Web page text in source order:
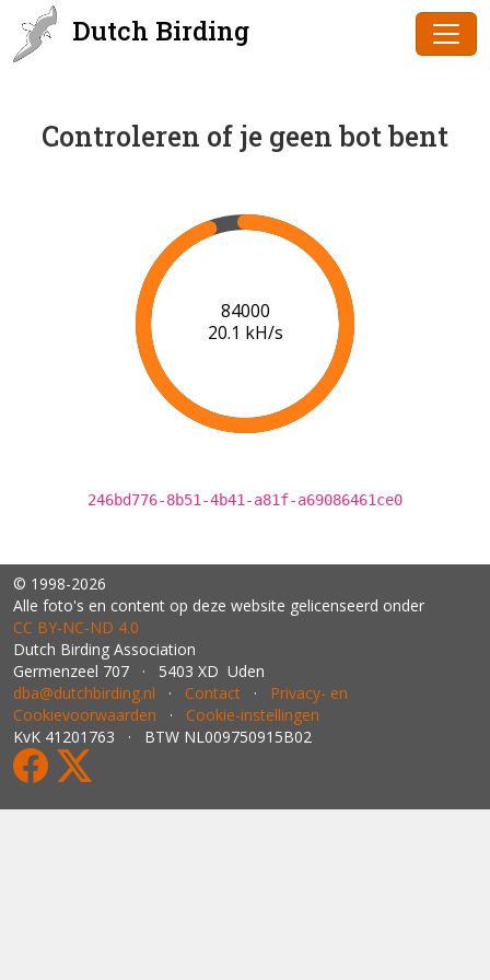
Dutch Birding
Controleren of je geen bot bent
86000
20.2 kH/s
246bd776-8b51-4b41-a81f-a69086461ce0
© 1998-2026
Alle foto's en content op deze website gelicenseerd onder
CC BY‑NC‑ND 4.0
Dutch Birding Association
Germenzeel 707 · 5403 XD Uden
dba@dutchbirding.nl · Contact · Privacy- en
Cookievoorwaarden · Cookie-instellingen
KvK 41201763 · BTW NL009750915B02